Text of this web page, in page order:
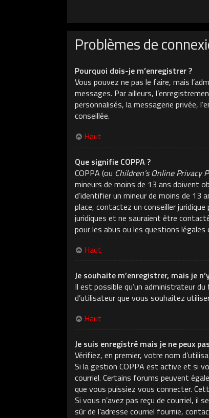
Problèmes de
Pourquoi dois-je m’enregistrer ?
Vous pouvez ne pas le faire, mais
messages. Par ailleurs,
personnalisés, la messagerie privée,
conseillée.
Haut
Que signifie COPPA ?
COPPA (ou Children’s Online Privacy
mineurs de moins de 13 ans doivent
d’identifier un mineur de moins de 13
place, contactez un conseiller
juridiques et ne sauraient être
pour les abus ou les questions
Haut
Je souhaite m’enregistrer, mais je
Il est possible qu’un administrateur
d’utilisateur que vous souhaitez
Haut
Je suis enregistré mais je ne peux
Vérifiez, en premier, votre nom
Si la gestion COPPA est active et si
courriel. Certains forums peuvent
que vous puissiez vous connecter.
Si vous n’avez pas reçu de courriel,
sûr de l’adresse courriel fournie,